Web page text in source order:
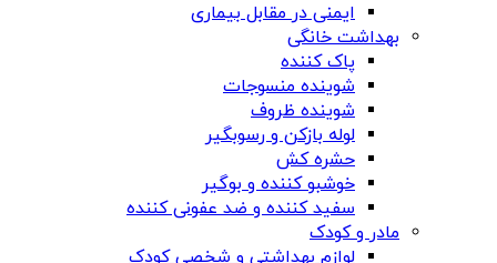
ایمنی در مقابل بیماری
بهداشت خانگی
پاک کننده
شوینده منسوجات
شوینده ظروف
لوله بازکن و رسوبگیر
حشره کش
خوشبو کننده و بوگیر
سفید کننده و ضد عفونی کننده
مادر و کودک
لوازم بهداشتی و شخصی کودک